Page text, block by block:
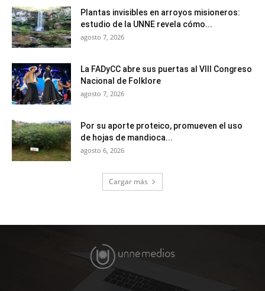
Plantas invisibles en arroyos misioneros:
estudio de la UNNE revela cómo...
agosto 7, 2026
La FADyCC abre sus puertas al VIII Congreso
Nacional de Folklore
agosto 7, 2026
Por su aporte proteico, promueven el uso
de hojas de mandioca...
agosto 6, 2026
Cargar más